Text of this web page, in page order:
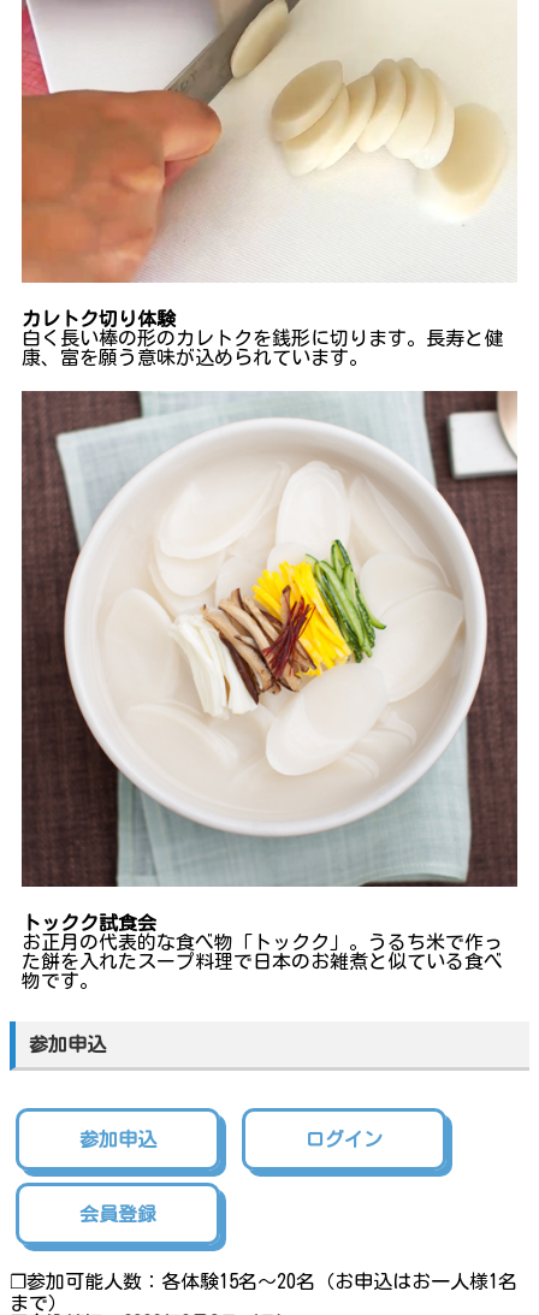
カレトク切り体験
白く長い棒の形のカレトクを銭形に切ります。長寿と健
康、富を願う意味が込められています。
トックク試食会
お正月の代表的な食べ物「トックク」。うるち米で作っ
た餅を入れたスープ料理で日本のお雑煮と似ている食べ
物です。
参加申込
参加申込 ログイン
会員登録
❐参加可能人数：各体験15名〜20名（お申込はお一人様1名
まで）